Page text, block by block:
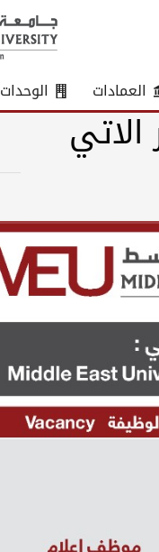
العمادات الوحدات